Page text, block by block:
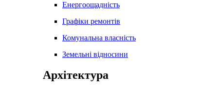
Енергоощадність
Графіки ремонтів
Комунальна власність
Земельні відносини
Архітектура